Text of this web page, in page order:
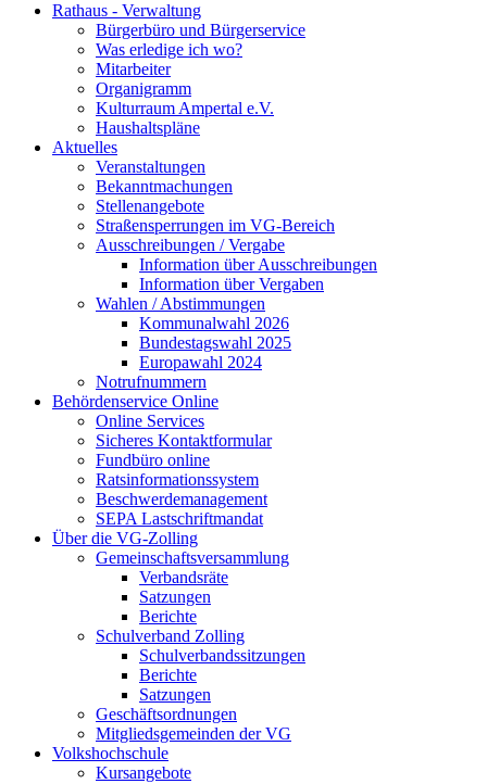
Rathaus - Verwaltung
Bürgerbüro und Bürgerservice
Was erledige ich wo?
Mitarbeiter
Organigramm
Kulturraum Ampertal e.V.
Haushaltspläne
Aktuelles
Veranstaltungen
Bekanntmachungen
Stellenangebote
Straßensperrungen im VG-Bereich
Ausschreibungen / Vergabe
Information über Ausschreibungen
Information über Vergaben
Wahlen / Abstimmungen
Kommunalwahl 2026
Bundestagswahl 2025
Europawahl 2024
Notrufnummern
Behördenservice Online
Online Services
Sicheres Kontaktformular
Fundbüro online
Ratsinformationssystem
Beschwerdemanagement
SEPA Lastschriftmandat
Über die VG-Zolling
Gemeinschaftsversammlung
Verbandsräte
Satzungen
Berichte
Schulverband Zolling
Schulverbandssitzungen
Berichte
Satzungen
Geschäftsordnungen
Mitgliedsgemeinden der VG
Volkshochschule
Kursangebote